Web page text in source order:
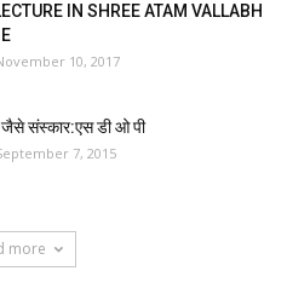
IN SHREE ATAM VALLABH
10, 2017
जैसे संस्कार:एस डी ओ पी
7, 2015
more